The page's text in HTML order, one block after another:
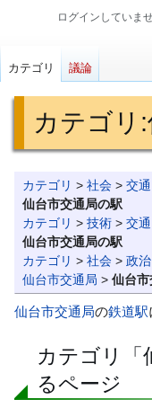
カテゴリ :
ナ
ビ
ゲ
ー
シ
ョ
ン
検
索
に
移
動
カテゴリ >社会 >交通
仙台市交通局の駅
カテゴリ >技術 >交通
仙台市交通局の駅
カテゴリ >社会 >政治
仙台市交通局 >仙台
仙台市交通局の鉄道駅
カテゴリ「
るページ
ログインしていま
カテゴリ 議論